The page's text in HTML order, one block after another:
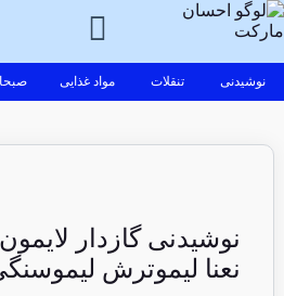
نوشیدنی تنقلات مواد غذایی
نوشیدنی گازدار
نعنا لیموترش